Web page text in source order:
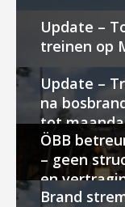
Update –
treinen op
Update –
na
tot
ÖBB
– geen
en
Brand